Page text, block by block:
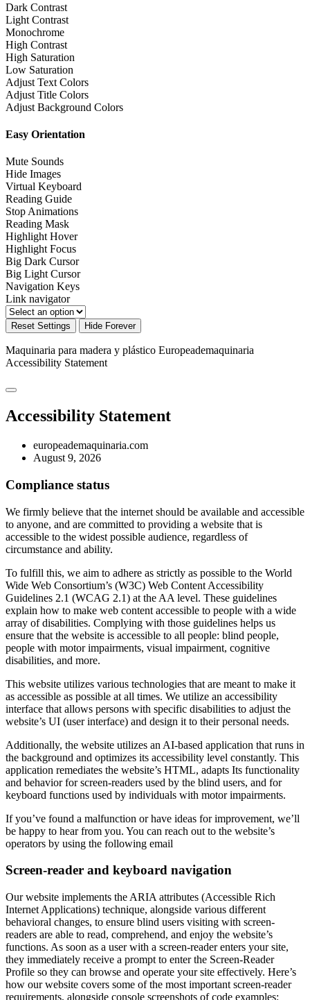
Dark Contrast
Light Contrast
Monochrome
High Contrast
High Saturation
Low Saturation
Adjust Text Colors
Adjust Title Colors
Adjust Background Colors
Easy Orientation
Mute Sounds
Hide Images
Virtual Keyboard
Reading Guide
Stop Animations
Reading Mask
Highlight Hover
Highlight Focus
Big Dark Cursor
Big Light Cursor
Navigation Keys
Link navigator
Reset Settings Hide Forever
Maquinaria para madera y plástico Europeademaquinaria
Accessibility Statement
Accessibility Statement
europeademaquinaria.com
August 9, 2026
Compliance status
We firmly believe that the internet should be available and accessible
to anyone, and are committed to providing a website that is
accessible to the widest possible audience, regardless of
circumstance and ability.
To fulfill this, we aim to adhere as strictly as possible to the World
Wide Web Consortium’s (W3C) Web Content Accessibility
Guidelines 2.1 (WCAG 2.1) at the AA level. These guidelines
explain how to make web content accessible to people with a wide
array of disabilities. Complying with those guidelines helps us
ensure that the website is accessible to all people: blind people,
people with motor impairments, visual impairment, cognitive
disabilities, and more.
This website utilizes various technologies that are meant to make it
as accessible as possible at all times. We utilize an accessibility
interface that allows persons with specific disabilities to adjust the
website’s UI (user interface) and design it to their personal needs.
Additionally, the website utilizes an AI-based application that runs in
the background and optimizes its accessibility level constantly. This
application remediates the website’s HTML, adapts Its functionality
and behavior for screen-readers used by the blind users, and for
keyboard functions used by individuals with motor impairments.
If you’ve found a malfunction or have ideas for improvement, we’ll
be happy to hear from you. You can reach out to the website’s
operators by using the following email
Screen-reader and keyboard navigation
Our website implements the ARIA attributes (Accessible Rich
Internet Applications) technique, alongside various different
behavioral changes, to ensure blind users visiting with screen-
readers are able to read, comprehend, and enjoy the website’s
functions. As soon as a user with a screen-reader enters your site,
they immediately receive a prompt to enter the Screen-Reader
Profile so they can browse and operate your site effectively. Here’s
how our website covers some of the most important screen-reader
requirements, alongside console screenshots of code examples: